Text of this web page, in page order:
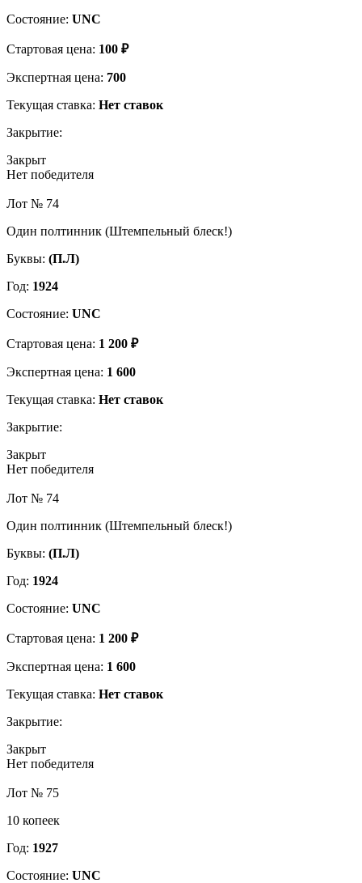
Состояние: UNC
Стартовая цена: 100 ₽
Экспертная цена: 700
Текущая ставка: Нет ставок
Закрытие:
Закрыт
Нет победителя
Лот № 74
Один полтинник (Штемпельный блеск!)
Буквы: (П.Л)
Год: 1924
Состояние: UNC
Стартовая цена: 1 200 ₽
Экспертная цена: 1 600
Текущая ставка: Нет ставок
Закрытие:
Закрыт
Нет победителя
Лот № 74
Один полтинник (Штемпельный блеск!)
Буквы: (П.Л)
Год: 1924
Состояние: UNC
Стартовая цена: 1 200 ₽
Экспертная цена: 1 600
Текущая ставка: Нет ставок
Закрытие:
Закрыт
Нет победителя
Лот № 75
10 копеек
Год: 1927
Состояние: UNC